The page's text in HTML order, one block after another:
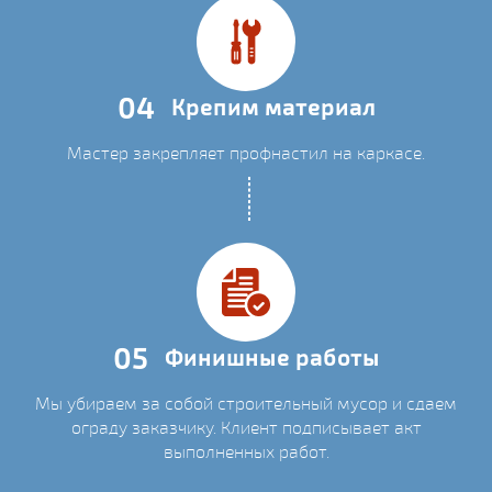
04 Крепим материал
Мастер закрепляет профнастил на каркасе.
05 Финишные работы
Мы убираем за собой строительный мусор и сдаем
ограду заказчику. Клиент подписывает акт
выполненных работ.